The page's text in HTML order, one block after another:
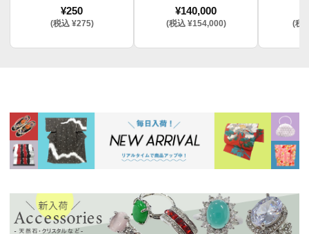
¥250
(税込 ¥275)
¥140,000
(税込 ¥154,000) (税